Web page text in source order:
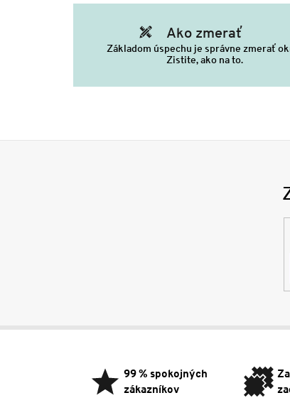
Ako zmerať
Základom úspechu je správne zmerať
Zistite, ako na to.
99 % spokojných
zákazníkov